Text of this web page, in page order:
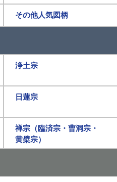
その他人気図柄
浄土宗
日蓮宗
禅宗（臨済宗・曹洞宗・
黄檗宗）